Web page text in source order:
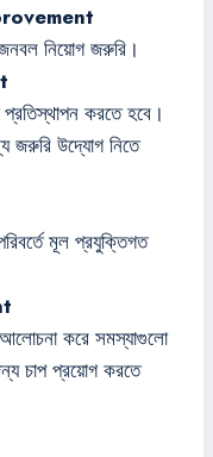
জনবল নিয়োগ জরুরি।
করতে হবে।
জরুরি উদ্যোগ নিতে
মূল প্রযুক্তিগত
আলোচনা করে সমস্যাগুলো
চাপ প্রয়োগ করতে